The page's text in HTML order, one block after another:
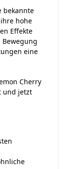
bekannte
hohe
Effekte
Bewegung
eine
Cherry
und jetzt